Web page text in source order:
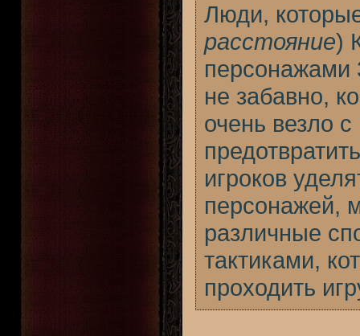
Люди,
расстояние)
персонажами
не забавно,
очень везло
игроков
персонажей,
различные
тактиками,
проходить